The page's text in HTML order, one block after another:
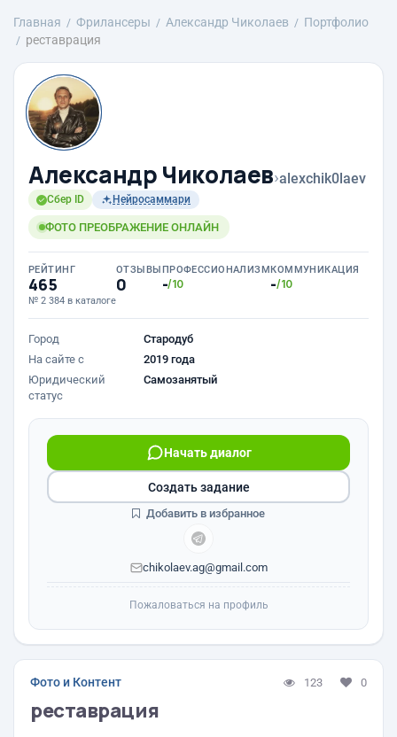
Главная Фрилансеры Александр Чиколаев
Портфолио
реставрация
Александр Чиколаев›alexchik0laev
Сбер ID Нейросаммари
ФОТО ПРЕОБРАЖЕНИЕ ОНЛАЙН
РЕЙТИНГ
465
№ 2 384 в каталоге
ОТЗЫВЫ
0
ПРОФЕССИОНАЛИЗМ
-/10
КОММУНИКАЦИЯ
-/10
Город
Стародуб
На сайте с
2019 года
Юридический
статус
Самозанятый
Начать диалог
chikolaev.ag@gmail.com
Создать задание
Добавить в избранное
Пожаловаться на профиль
Фото и Контент 123 0
реставрация